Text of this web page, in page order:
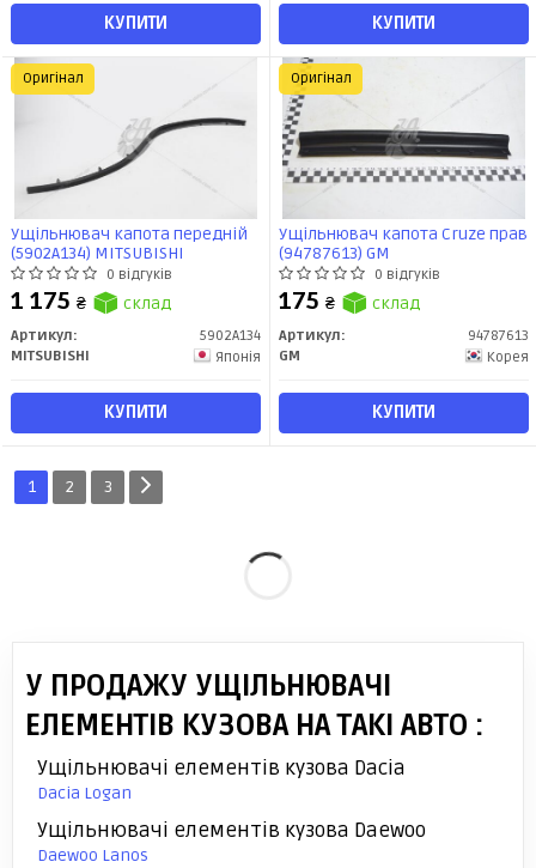
КУПИТИ КУПИТИ
Ущільнювач капота передній
(5902A134) MITSUBISHI
0 відгуків
1 175 ₴ склад
Артикул:
5902A134
MITSUBISHI
Японія
КУПИТИ
Оригінал
Ущільнювач капота Cruze прав
(94787613) GM
0 відгуків
175 ₴ склад
Артикул:
94787613
GM
Корея
КУПИТИ
Оригінал
1 2 3
У ПРОДАЖУ УЩІЛЬНЮВАЧІ
ЕЛЕМЕНТІВ КУЗОВА НА ТАКІ АВТО :
Ущільнювачі елементів кузова Dacia
Dacia Logan
Ущільнювачі елементів кузова Daewoo
Daewoo Lanos